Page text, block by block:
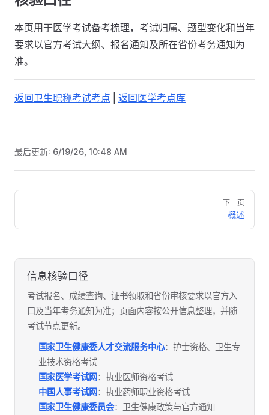
本页用于医学考试备考梳理，考试归属、题型变化和当年
要求以官方考试大纲、报名通知及所在省份考务通知为
准。
返回卫生职称考试考点 返回医学考点库
最后更新: 6/19/26, 10:48 AM
Pager
下一页
概述
信息核验口径
考试报名、成绩查询、证书领取和省份审核要求以官方入
口及当年考务通知为准；页面内容按公开信息整理，并随
考试节点更新。
国家卫生健康委人才交流服务中心：护士资格、卫生专
业技术资格考试
国家医学考试网 ：执业医师资格考试
中国人事考试网 ：执业药师职业资格考试
国家卫生健康委员会：卫生健康政策与官方通知